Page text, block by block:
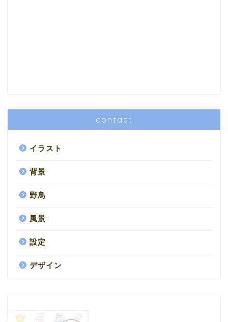
contact
イラスト
背景
野鳥
風景
設定
デザイン